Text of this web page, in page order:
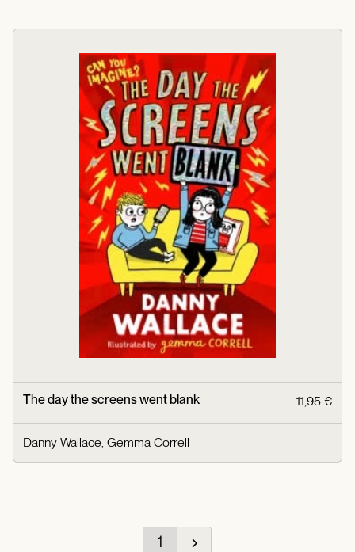
The day the screens went blank 11,95 €
Danny Wallace, Gemma Correll
1